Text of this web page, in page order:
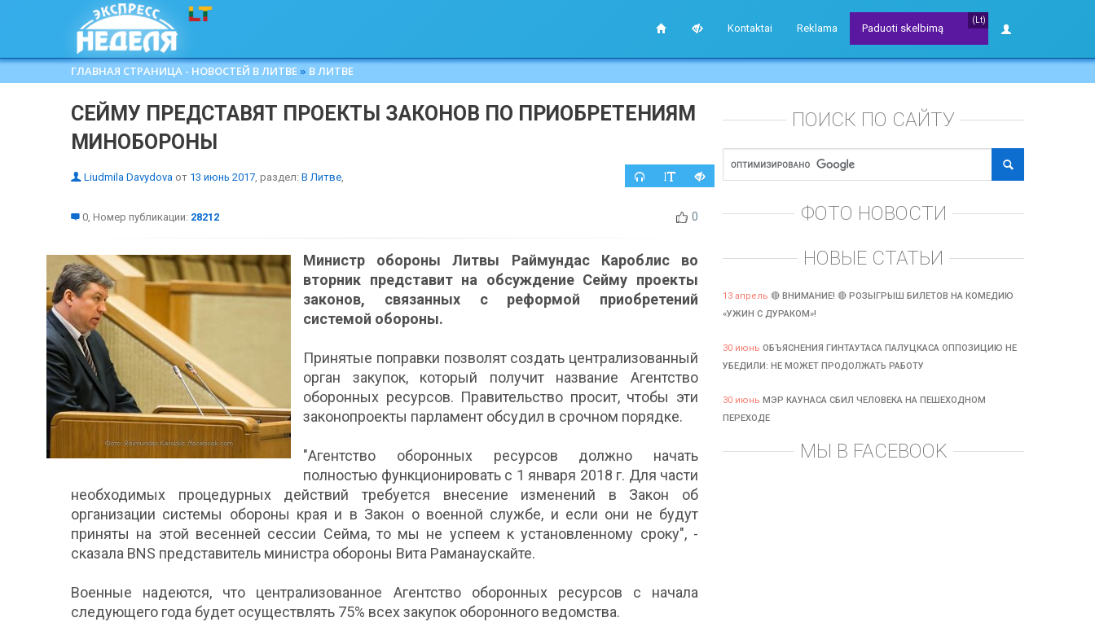
Kontaktai Reklama
(Lt)
Paduoti skelbimą
ГЛАВНАЯ СТРАНИЦА - НОВОСТЕЙ В ЛИТВЕ » В ЛИТВЕ
СЕЙМУ ПРЕДСТАВЯТ ПРОЕКТЫ ЗАКОНОВ ПО ПРИОБРЕТЕНИЯМ
МИНОБОРОНЫ
Liudmila Davydova от 13 июнь 2017, раздел: В Литве,
0, Номер публикации: 28212 0
Министр обороны Литвы Раймундас Кароблис во
вторник представит на обсуждение Сейму проекты
законов, связанных с реформой приобретений
системой обороны.
Принятые поправки позволят создать централизованный
орган закупок, который получит название Агентство
оборонных ресурсов. Правительство просит, чтобы эти
законопроекты парламент обсудил в срочном порядке.
"Агентство оборонных ресурсов должно начать
полностью функционировать с 1 января 2018 г. Для части
необходимых процедурных действий требуется внесение изменений в Закон об
организации системы обороны края и в Закон о военной службе, и если они не будут
приняты на этой весенней сессии Сейма, то мы не успеем к установленному сроку", -
сказала BNS представитель министра обороны Вита Раманаускайте.
Военные надеются, что централизованное Агентство оборонных ресурсов с начала
следующего года будет осуществлять 75% всех закупок оборонного ведомства.
ПОИСК ПО САЙТУ
ФОТО НОВОСТИ
НОВЫЕ СТАТЬИ
13 апрель 🔴 ВНИМАНИЕ! 🔴 РОЗЫГРЫШ БИЛЕТОВ НА КОМЕДИЮ
«УЖИН С ДУРАКОМ»!
30 июнь ОБЪЯСНЕНИЯ ГИНТАУТАСА ПАЛУЦКАСА ОППОЗИЦИЮ НЕ
УБЕДИЛИ: НЕ МОЖЕТ ПРОДОЛЖАТЬ РАБОТУ
30 июнь МЭР КАУНАСА СБИЛ ЧЕЛОВЕКА НА ПЕШЕХОДНОМ
ПЕРЕХОДЕ
МЫ В FACEBOOK